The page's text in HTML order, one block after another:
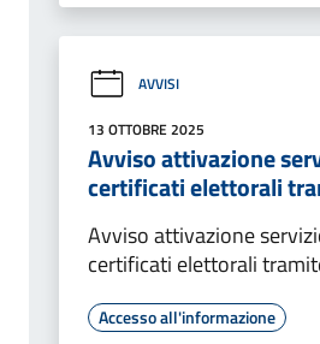
AVVISI
13 OTTOBRE 2025
Avviso attivazione
certificati elettorali
Avviso attivazione
certificati elettorali
Accesso all'informazione